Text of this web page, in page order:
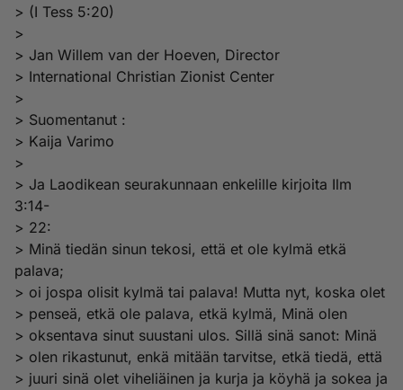
> (I Tess 5:20)
>
> Jan Willem van der Hoeven, Director
> International Christian Zionist Center
>
> Suomentanut :
> Kaija Varimo
>
> Ja Laodikean seurakunnaan enkelille kirjoita Ilm
3:14-
> 22:
> Minä tiedän sinun tekosi, että et ole kylmä etkä
palava;
> oi jospa olisit kylmä tai palava! Mutta nyt, koska olet
> penseä, etkä ole palava, etkä kylmä, Minä olen
> oksentava sinut suustani ulos. Sillä sinä sanot: Minä
> olen rikastunut, enkä mitään tarvitse, etkä tiedä, että
> juuri sinä olet viheliäinen ja kurja ja köyhä ja sokea ja